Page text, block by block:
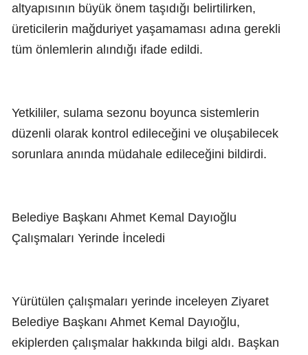
altyapısının büyük önem taşıdığı belirtilirken,
üreticilerin mağduriyet yaşamaması adına gerekli
tüm önlemlerin alındığı ifade edildi.
Yetkililer, sulama sezonu boyunca sistemlerin
düzenli olarak kontrol edileceğini ve oluşabilecek
sorunlara anında müdahale edileceğini bildirdi.
Belediye Başkanı Ahmet Kemal Dayıoğlu
Çalışmaları Yerinde İnceledi
Yürütülen çalışmaları yerinde inceleyen Ziyaret
Belediye Başkanı Ahmet Kemal Dayıoğlu,
ekiplerden çalışmalar hakkında bilgi aldı. Başkan